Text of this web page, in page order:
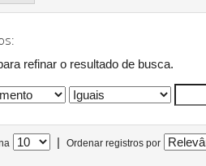
refinar o resultado de busca.
| Ordenar registros por